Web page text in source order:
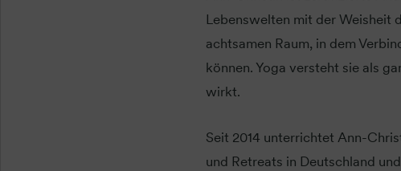
Lebenswelten mit der Weisheit
achtsamen Raum, in dem
können. Yoga versteht sie als
wirkt.
Seit 2014 unterrichtet Ann-
und Retreats in Deutschland